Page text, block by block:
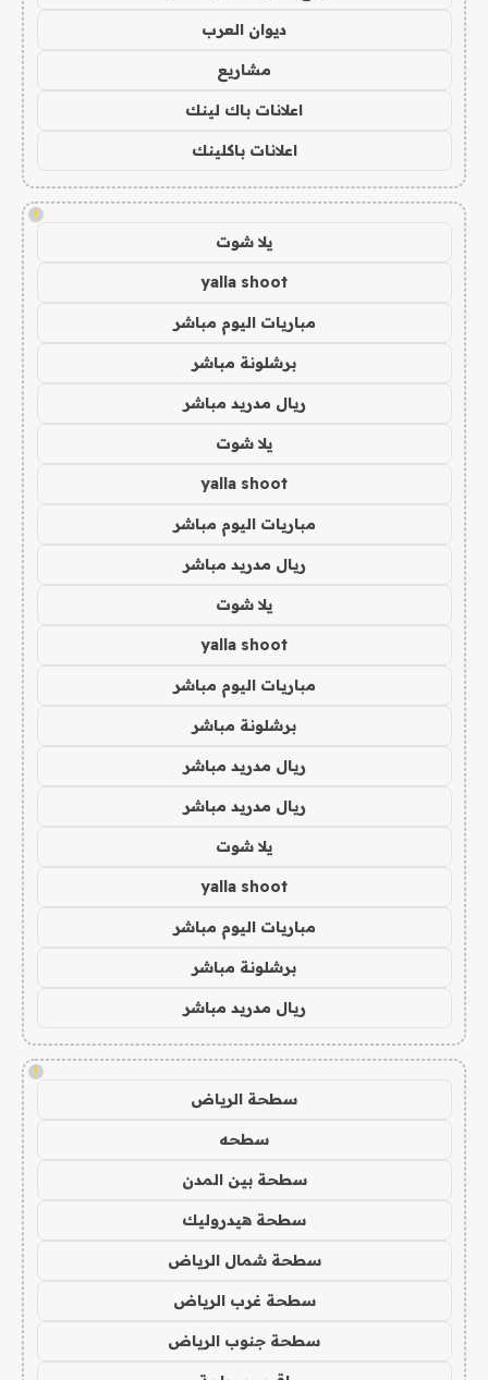
ديوان العرب
مشاريع
اعلانات باك لينك
اعلانات باكلينك
!
يلا شوت
yalla shoot
مباريات اليوم مباشر
برشلونة مباشر
ريال مدريد مباشر
يلا شوت
yalla shoot
مباريات اليوم مباشر
ريال مدريد مباشر
يلا شوت
yalla shoot
مباريات اليوم مباشر
برشلونة مباشر
ريال مدريد مباشر
ريال مدريد مباشر
يلا شوت
yalla shoot
مباريات اليوم مباشر
برشلونة مباشر
ريال مدريد مباشر
!
سطحة الرياض
سطحه
سطحة بين المدن
سطحة هيدروليك
سطحة شمال الرياض
سطحة غرب الرياض
سطحة جنوب الرياض